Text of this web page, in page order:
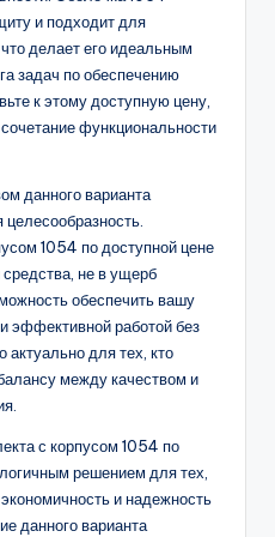
и подходит для
делает его идеальным
задач по обеспечению
к этому доступную цену,
функциональности
данного варианта
1054 по доступной цене
не в ущерб
обеспечить вашу
эффективной работой без
актуально для тех, кто
между качеством и
с корпусом 1054 по
решением для тех,
и надежность
данного варианта